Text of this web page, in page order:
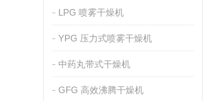
LPG 喷雾干燥机
YPG 压力式喷雾干燥机
中药丸带式干燥机
GFG 高效沸腾干燥机